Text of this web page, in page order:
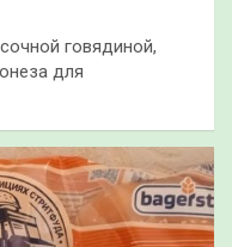
говядиной,
для